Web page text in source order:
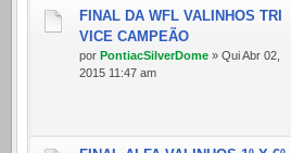
FINAL DA WFL VALINHOS TRI
VICE CAMPEÃO
por PontiacSilverDome » Qui Abr 02,
2015 11:47 am